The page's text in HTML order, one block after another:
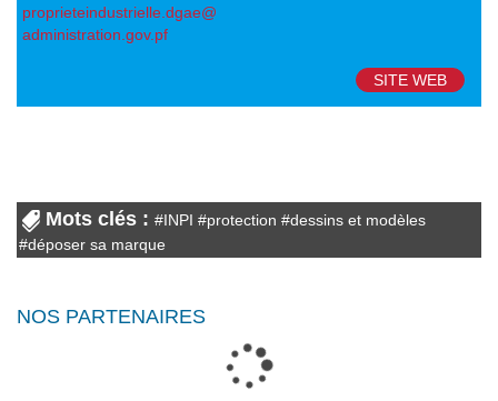
proprieteindustrielle.dgae@
administration.gov.pf
SITE WEB
Mots clés : #INPI #protection #dessins et modèles
#déposer sa marque
NOS PARTENAIRES